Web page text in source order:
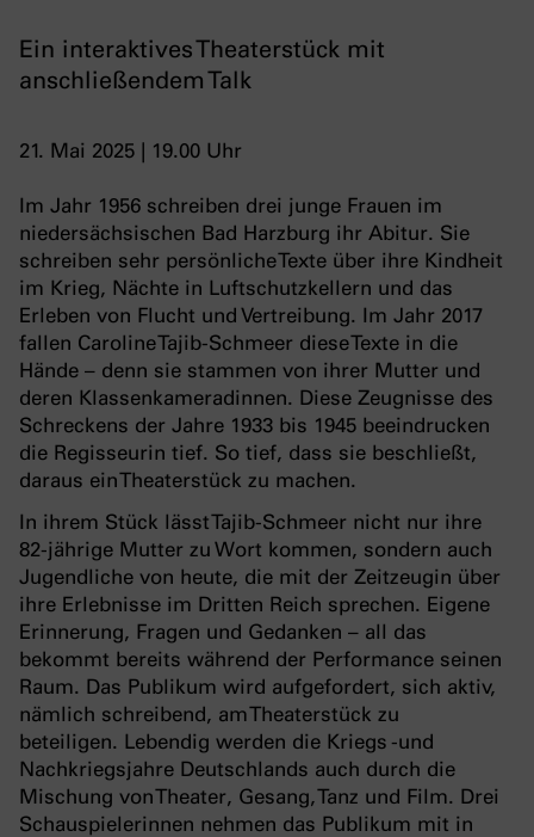
Ein interaktives Theaterstück mit
anschließendem Talk
21. Mai 2025 | 19.00 Uhr
Im Jahr 1956 schreiben drei junge Frauen im
niedersächsischen Bad Harzburg ihr Abitur. Sie
schreiben sehr persönliche Texte über ihre Kindheit
im Krieg, Nächte in Luftschutzkellern und das
Erleben von Flucht und Vertreibung. Im Jahr 2017
fallen Caroline Tajib-Schmeer diese Texte in die
Hände – denn sie stammen von ihrer Mutter und
deren Klassenkameradinnen. Diese Zeugnisse des
Schreckens der Jahre 1933 bis 1945 beeindrucken
die Regisseurin tief. So tief, dass sie beschließt,
daraus ein Theaterstück zu machen.
In ihrem Stück lässt Tajib-Schmeer nicht nur ihre
82-jährige Mutter zu Wort kommen, sondern auch
Jugendliche von heute, die mit der Zeitzeugin über
ihre Erlebnisse im Dritten Reich sprechen. Eigene
Erinnerung, Fragen und Gedanken – all das
bekommt bereits während der Performance seinen
Raum. Das Publikum wird aufgefordert, sich aktiv,
nämlich schreibend, am Theaterstück zu
beteiligen. Lebendig werden die Kriegs -und
Nachkriegsjahre Deutschlands auch durch die
Mischung von Theater, Gesang, Tanz und Film. Drei
Schauspielerinnen nehmen das Publikum mit in